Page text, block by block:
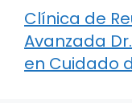
Clínica de
Avanzada
en Cuidado